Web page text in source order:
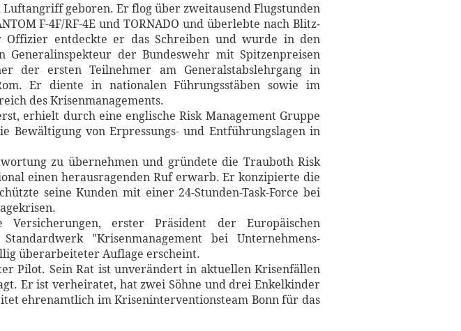
geboren. Er flog über zweitausend Flugstunden
F-4F/RF-4E und TORNADO und überlebte nach Blitz­
entdeckte er das Schreiben und wurde in den
der Bundeswehr mit Spitzen­preisen
der ersten Teilnehmer am Generalstabslehrgang in
Er diente in nationalen Führungsstäben sowie im
des Krisen­managements.
erhielt durch eine englische Risk Management Gruppe
Be­wäl­tigung von Erpressungs- und Entführungslagen in
zu übernehmen und gründete die Trauboth Risk
einen herausragenden Ruf erwarb. Er konzi­pierte die
seine Kunden mit einer 24-Stunden-Task-Force bei
erster Präsident der Europäischen
"Krisenmanage­ment bei Unternehmens­
überarbeiteter Auflage erscheint.
Pilot. Sein Rat ist unverändert in aktuellen Krisen­fällen
Er ist verheiratet, hat zwei Söhne und drei Enkelkinder
ehrenamtlich im Kriseninterven­tionsteam Bonn für das